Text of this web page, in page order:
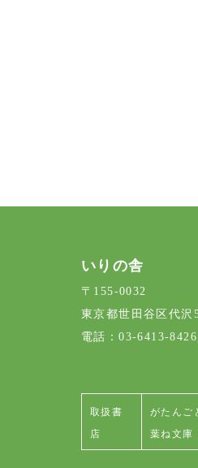
いりの舎
〒155-0032
東京都世田谷区代
電話：03-6413-
取扱書
店
がたんご
葉ね文庫